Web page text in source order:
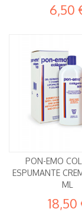
6,50
PON-EMO
ESPUMANTE
ML
18,50